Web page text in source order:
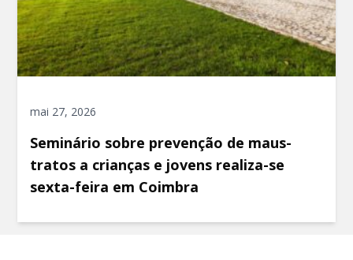
mai 27, 2026
Seminário sobre prevenção de maus-
tratos a crianças e jovens realiza-se
sexta-feira em Coimbra